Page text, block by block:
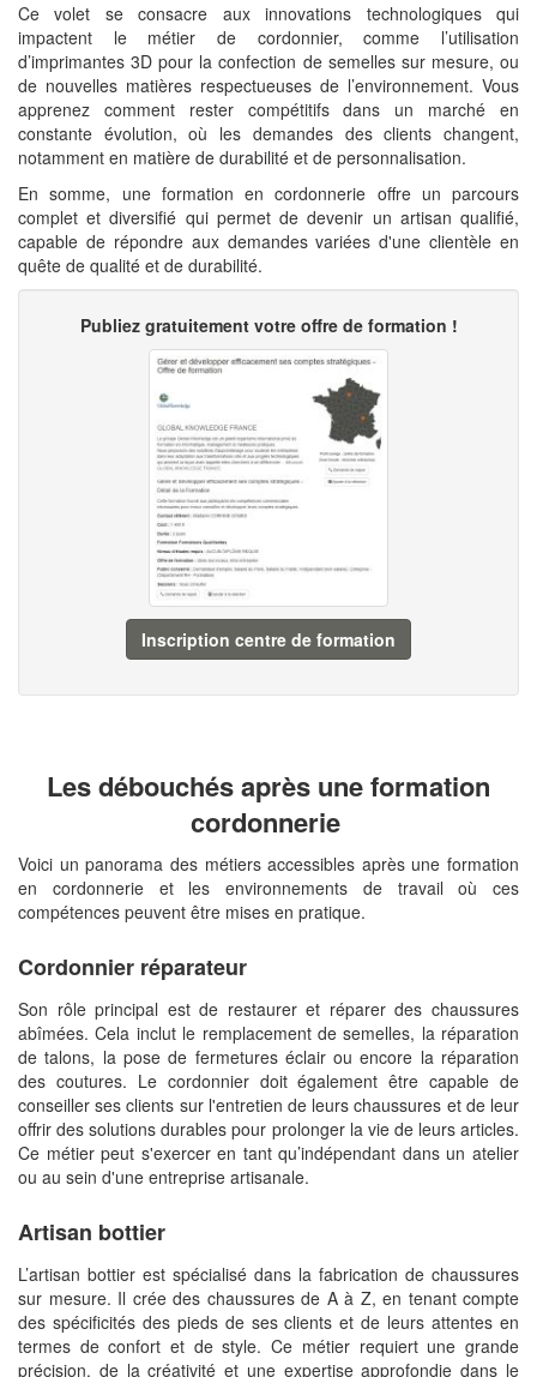
Ce volet se consacre aux innovations technologiques qui
impactent le métier de cordonnier, comme l’utilisation
d’imprimantes 3D pour la confection de semelles sur mesure, ou
de nouvelles matières respectueuses de l’environnement. Vous
apprenez comment rester compétitifs dans un marché en
constante évolution, où les demandes des clients changent,
notamment en matière de durabilité et de personnalisation.
En somme, une formation en cordonnerie offre un parcours
complet et diversifié qui permet de devenir un artisan qualifié,
capable de répondre aux demandes variées d'une clientèle en
quête de qualité et de durabilité.
Publiez gratuitement votre offre de formation !
Inscription centre de formation
Les débouchés après une formation
cordonnerie
Voici un panorama des métiers accessibles après une formation
en cordonnerie et les environnements de travail où ces
compétences peuvent être mises en pratique.
Cordonnier réparateur
Son rôle principal est de restaurer et réparer des chaussures
abîmées. Cela inclut le remplacement de semelles, la réparation
de talons, la pose de fermetures éclair ou encore la réparation
des coutures. Le cordonnier doit également être capable de
conseiller ses clients sur l'entretien de leurs chaussures et de leur
offrir des solutions durables pour prolonger la vie de leurs articles.
Ce métier peut s'exercer en tant qu’indépendant dans un atelier
ou au sein d'une entreprise artisanale.
Artisan bottier
L’artisan bottier est spécialisé dans la fabrication de chaussures
sur mesure. Il crée des chaussures de A à Z, en tenant compte
des spécificités des pieds de ses clients et de leurs attentes en
termes de confort et de style. Ce métier requiert une grande
précision, de la créativité et une expertise approfondie dans le